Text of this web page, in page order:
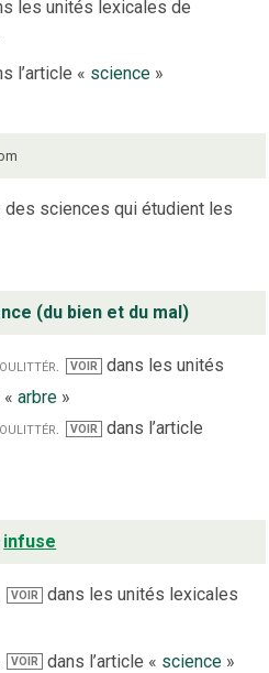
les unités lexicales de
l’article « science»
des sciences qui étudient les
(du bien et du mal)
oulittér. VOIR
dans les unités
arbre »
oulittér. VOIR dans l’article
infuse
VOIR dans les unités lexicales
VOIR dans l’article « science»